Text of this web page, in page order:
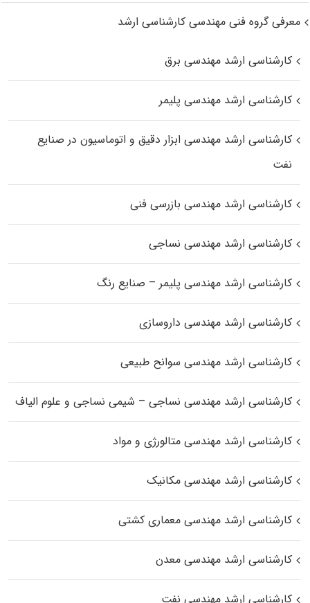
معرفی گروه فنی مهندسی کارشناسی ارشد
کارشناسی ارشد مهندسی برق
کارشناسی ارشد مهندسی پلیمر
کارشناسی ارشد مهندسی ابزار دقیق و اتوماسیون در صنایع
نفت
کارشناسی ارشد مهندسی بازرسی فنی
کارشناسی ارشد مهندسی نساجی
کارشناسی ارشد مهندسی پلیمر – صنایع رنگ
کارشناسی ارشد مهندسی داروسازی
کارشناسی ارشد مهندسی سوانح طبیعی
کارشناسی ارشد مهندسی نساجی – شیمی نساجی و علوم الیاف
کارشناسی ارشد مهندسی متالورژی و مواد
کارشناسی ارشد مهندسی مکانیک
کارشناسی ارشد مهندسی معماری کشتی
کارشناسی ارشد مهندسی معدن
کارشناسی ارشد مهندسی نفت